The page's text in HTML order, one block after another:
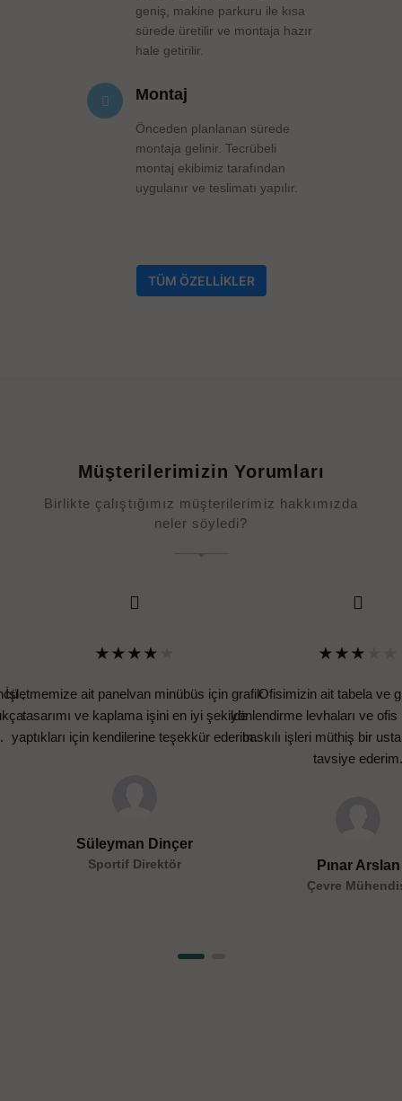
geniş, makine parkuru ile kısa
sürede üretilir ve montaja hazır
hale getirilir.
Montaj
Önceden planlanan sürede
montaja gelinir. Tecrübeli
montaj ekibimiz tarafından
uygulanır ve teslimatı yapılır.
TÜM ÖZELLİKLER
Müşterilerimizin Yorumları
Birlikte çalıştığımız müşterilerimiz hakkımızda
neler söyledi?
,
★ ★ ★ ★
İşletmemize ait panelvan minübüs için grafik
tasarımı ve kaplama işini en iyi şekilde
yaptıkları için kendilerine teşekkür ederim.
Süleyman Dinçer
Sportif Direktör
★ ★ ★
Ofisimizin ait tabela ve
yönlendirme levhaları ve ofis
baskılı işleri müthiş bir
tavsiye ederim.
Pınar Arslan
Çevre